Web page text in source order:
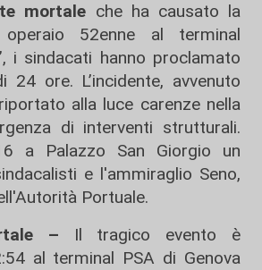
mortale che ha causato la
52enne al terminal
i sindacati hanno proclamato
24 ore. L’incidente, avvenuto
alla luce carenze nella
di interventi strutturali.
a Palazzo San Giorgio un
e l'ammiraglio Seno,
Portuale.
–
Il tragico evento è
al terminal PSA di Genova